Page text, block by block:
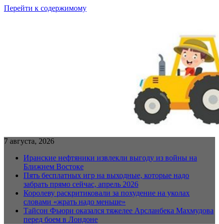
Перейти к содержимому
7 августа, 2026
Иранские нефтяники извлекли выгоду из войны на
Ближнем Востоке
Пять бесплатных игр на выходные, которые надо
забрать прямо сейчас, апрель 2026
Королеву раскритиковали за похудение на уколах
словами «жрать надо меньше»
Тайсон Фьюри оказался тяжелее Арсланбека Махмудова
перед боем в Лондоне